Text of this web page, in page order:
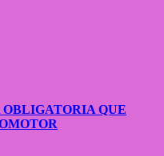
OBLIGATORIA QUE